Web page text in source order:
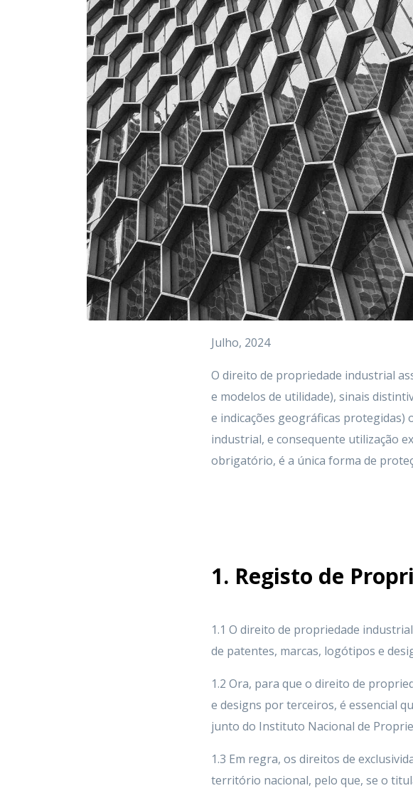
Julho, 2024
O direito de propriedade industrial
e modelos de utilidade), sinais
e indicações geográficas protegidas)
industrial, e consequente utilização
obrigatório, é a única forma de
1. Registo de
1.1 O direito de propriedade
de patentes, marcas, logótipos e
1.2 Ora, para que o direito de
e designs por terceiros, é essencial
junto do Instituto Nacional de
1.3 Em regra, os direitos de
território nacional, pelo que, se o